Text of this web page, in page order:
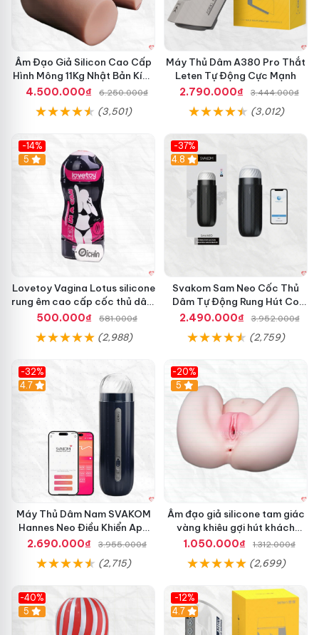
Âm Đạo Giả Silicon Cao Cấp
Hình Mông 11Kg Nhật Bản Kích
Thước Như Thật
4.500.000₫ 6.250.000₫
(3,501)
Máy Thủ Dâm A380 Pro Thắt
Leten Tự Động Cực Mạnh
2.790.000₫
3.444.000₫
(3,012)
-14%
Hot
5
Lovetoy Vagina Lotus silicone
rung êm cao cấp cốc thủ dâm
nam
500.000₫ 581.000₫
(2,988)
-37%
4.8
Svakom Sam Neo Cốc Thủ
Dâm Tự Động Rung Hút Co
Bóp App Điều Khiển
2.490.000₫ 3.952.000₫
(2,759)
-32%
Hot
4.7
Máy Thủ Dâm Nam SVAKOM
Hannes Neo Điều Khiển App
Kích Thích
2.690.000₫ 3.955.000₫
(2,715)
-20%
Hot
5
Âm đạo giả silicone tam giác
vàng khiêu gợi hút khách
hàng nam
1.050.000₫ 1.312.000₫
(2,699)
-40%
Hot
5
-12%
Hot
4.7